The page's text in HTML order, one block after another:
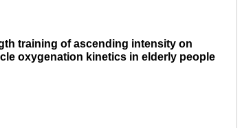
training of ascending intensity on
oxygenation kinetics in elderly people